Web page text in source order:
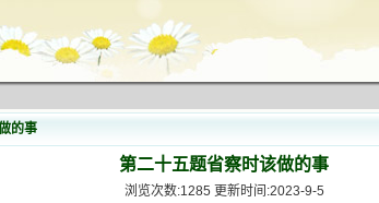
的事
第二十五题省察时该做的事
浏览次数:1285 更新时间:2023-9-5